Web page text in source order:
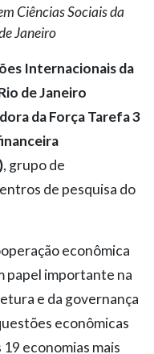
Ciências Sociais da
Janeiro
Internacionais da
de Janeiro
da Força Tarefa 3
, grupo de
de pesquisa do
econômica
papel importante na
e da governança
econômicas
economias mais